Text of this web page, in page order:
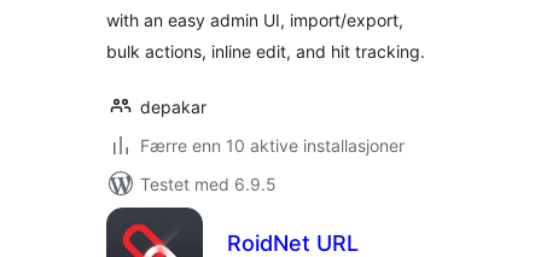
with an easy admin UI, import/export,
bulk actions, inline edit, and hit tracking.
depakar
Færre enn 10 aktive installasjoner
Testet med 6.9.5
RoidNet URL